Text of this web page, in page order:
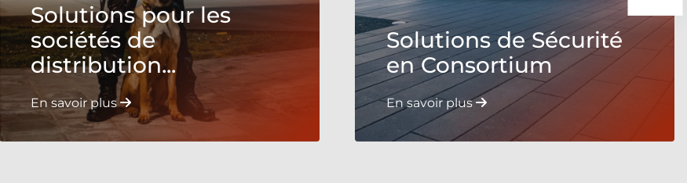
Solutions pour les
sociétés de
distribution...
En savoir plus
Solutions de Sécurité
en Consortium
En savoir plus